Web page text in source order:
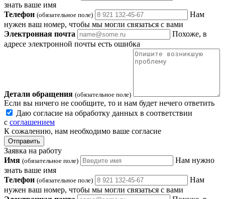
знать ваше имя
Телефон (обязательное поле)
Нам
нужен ваш номер, чтобы мы могли связаться с вами
Электронная почта
Похоже, в
адресе электронной почты есть ошибка
Детали обращения (обязательное поле)
Если вы ничего не сообщите, то и нам будет нечего ответить
Даю согласие на обработку данных в соответствии
с соглашением
К сожалению, нам необходимо ваше согласие
Отправить
Заявка на работу
Имя (обязательное поле)
Нам нужно
знать ваше имя
Телефон (обязательное поле)
Нам
нужен ваш номер, чтобы мы могли связаться с вами